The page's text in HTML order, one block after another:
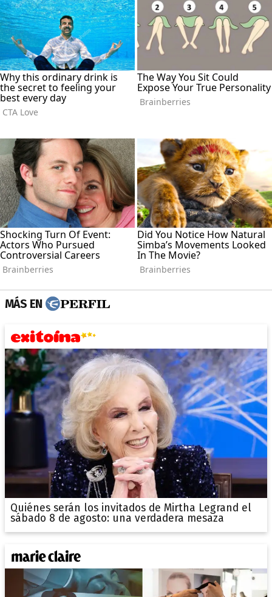
MÁS EN
Quiénes serán los invitados de Mirtha Legrand el
sábado 8 de agosto: una verdadera mesaza